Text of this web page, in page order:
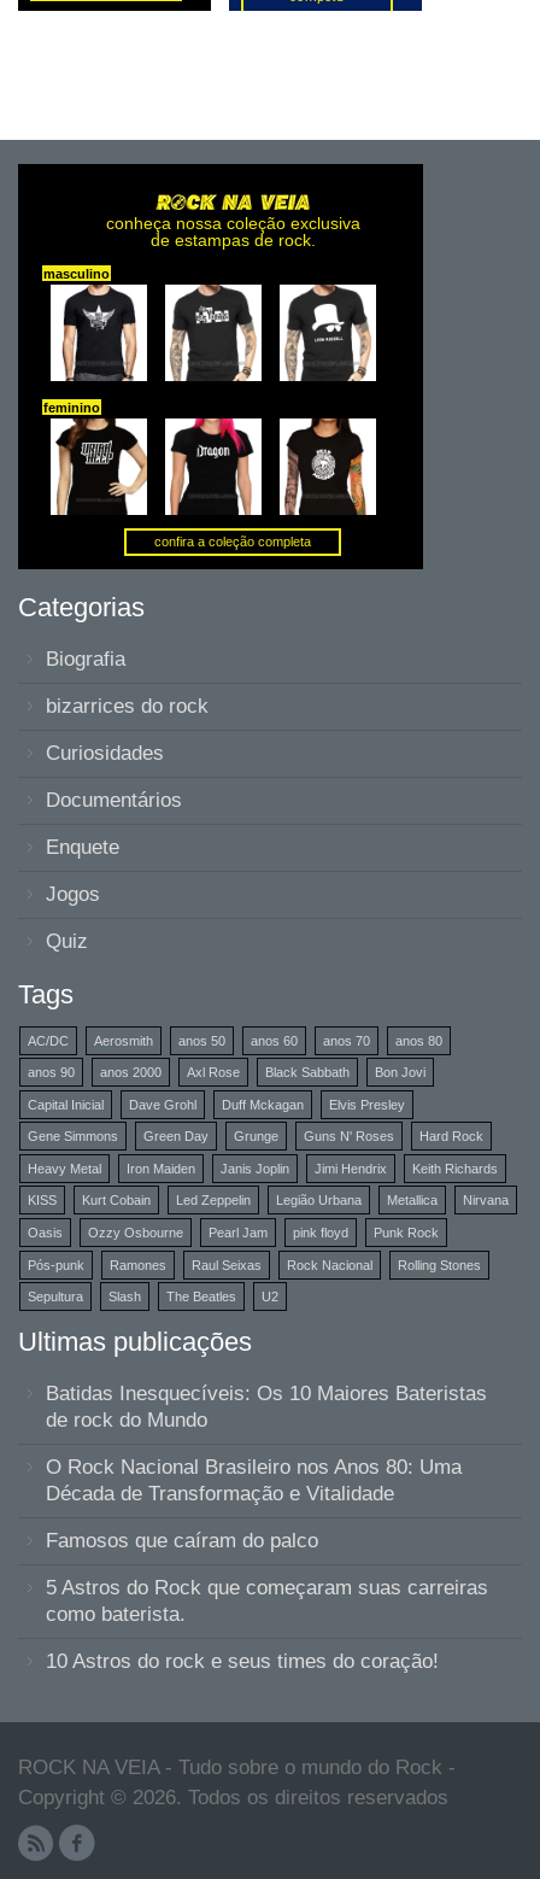
Categorias
Biografia
bizarrices do rock
Curiosidades
Documentários
Enquete
Jogos
Quiz
Tags
AC/DC Aerosmith anos 50 anos 60 anos 70 anos 80
anos 90 anos 2000 Axl Rose Black Sabbath Bon Jovi
Capital Inicial Dave Grohl Duff Mckagan Elvis Presley
Gene Simmons Green Day Grunge Guns N' Roses Hard Rock
Heavy Metal Iron Maiden Janis Joplin Jimi Hendrix Keith Richards
KISS Kurt Cobain Led Zeppelin Legião Urbana Metallica Nirvana
Oasis Ozzy Osbourne Pearl Jam pink floyd Punk Rock
Pós-punk Ramones Raul Seixas Rock Nacional Rolling Stones
Sepultura Slash The Beatles U2
Ultimas publicações
Batidas Inesquecíveis: Os 10 Maiores Bateristas
de rock do Mundo
O Rock Nacional Brasileiro nos Anos 80: Uma
Década de Transformação e Vitalidade
Famosos que caíram do palco
5 Astros do Rock que começaram suas carreiras
como baterista.
10 Astros do rock e seus times do coração!
ROCK NA VEIA - Tudo sobre o mundo do Rock -
Copyright © 2026. Todos os direitos reservados